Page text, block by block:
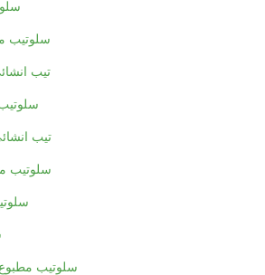
سلوتيب مطبوع 1
تيب انشائي 1 بوصه - 66
سلوتيب
تيب انشائي 2 بوصه - 45
سلوتيب مطبوع 2
سلوتيب مطبوع